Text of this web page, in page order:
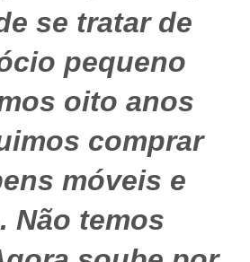
se tratar de
pequeno
oito anos
comprar
móveis e
Não temos